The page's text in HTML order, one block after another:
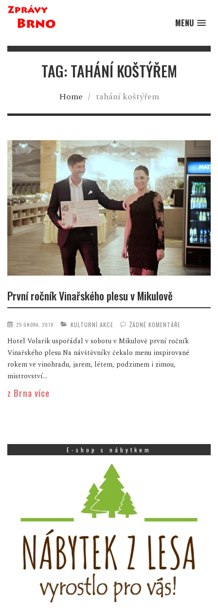
MENU
TAG: TAHÁNÍ KOŠTÝŘEM
Home / tahání koštýřem
První ročník Vinařského plesu v Mikulově
25 ÚNORA, 2018 KULTURNÍ AKCE ŽÁDNÉ KOMENTÁŘE
Hotel Volarik uspořádal v sobotu v Mikulově první ročník
Vinařského plesu Na návštěvníky čekalo menu inspirované
rokem ve vinohradu, jarem, létem, podzimem i zimou,
mistrovství...
z Brna více
E-shop s nábytkem